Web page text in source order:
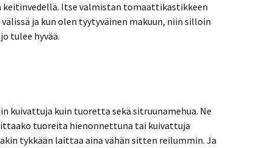
Itse valmistan tomaattikastikkeen
ja kun olen tyytyväinen makuun, niin silloin
tulee hyvää.
kuivattuja kuin tuoretta sekä sitruunamehua. Ne
tuoreita hienonnettuna tai kuivattuja
tykkään laittaa aina vähän sitten reilummin. Ja